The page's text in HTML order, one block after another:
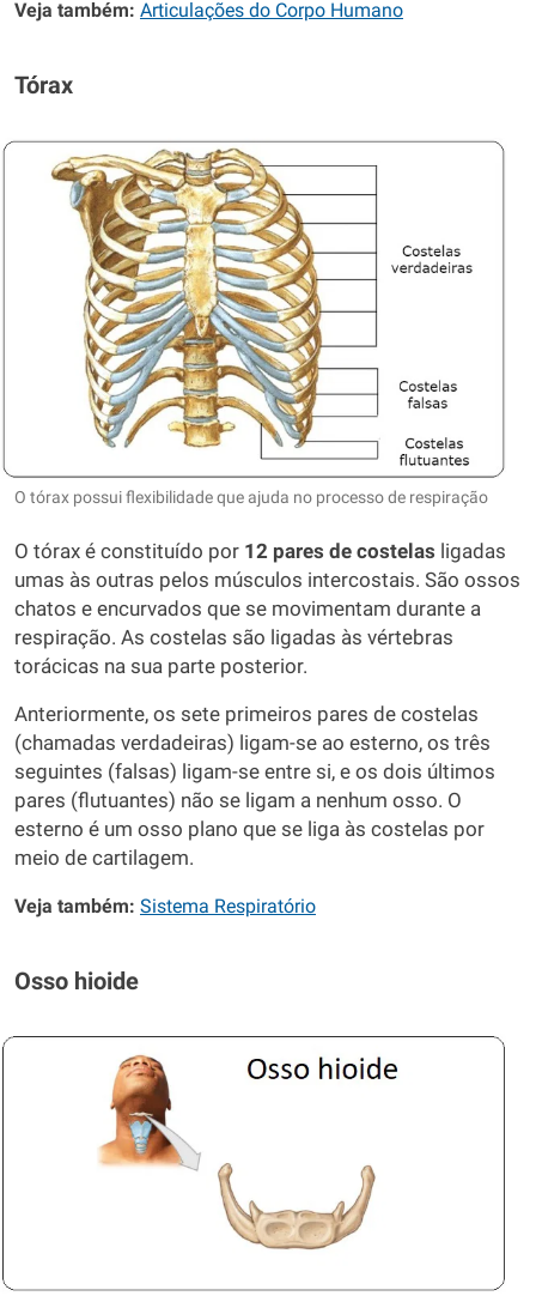
Veja também: Articulações do Corpo Humano
Tórax
O tórax possui flexibilidade que ajuda no processo de respiração
O tórax é constituído por 12 pares de costelas ligadas
umas às outras pelos músculos intercostais. São ossos
chatos e encurvados que se movimentam durante a
respiração. As costelas são ligadas às vértebras
torácicas na sua parte posterior.
Anteriormente, os sete primeiros pares de costelas
(chamadas verdadeiras) ligam-se ao esterno, os três
seguintes (falsas) ligam-se entre si, e os dois últimos
pares (flutuantes) não se ligam a nenhum osso. O
esterno é um osso plano que se liga às costelas por
meio de cartilagem.
Veja também: Sistema Respiratório
Osso hioide